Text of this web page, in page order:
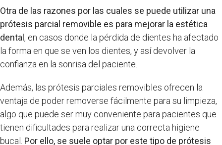
Otra de las razones por las cuales se puede utilizar una
prótesis parcial removible es para mejorar la estética
dental , en casos donde la pérdida de dientes ha afectado
la forma en que se ven los dientes, y así devolver la
confianza en la sonrisa del paciente.
Además, las prótesis parciales removibles ofrecen la
ventaja de poder removerse fácilmente para su limpieza,
algo que puede ser muy conveniente para pacientes que
tienen dificultades para realizar una correcta higiene
bucal. Por ello, se suele optar por este tipo de prótesis